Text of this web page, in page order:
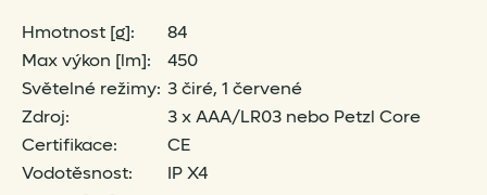
Hmotnost [g]:
84
Max výkon [lm]:
450
Světelné režimy: 3 čiré, 1 červené
Zdroj:
3 x AAA/LR03 nebo Petzl Core
Certifikace:
CE
Vodotěsnost:
IP X4